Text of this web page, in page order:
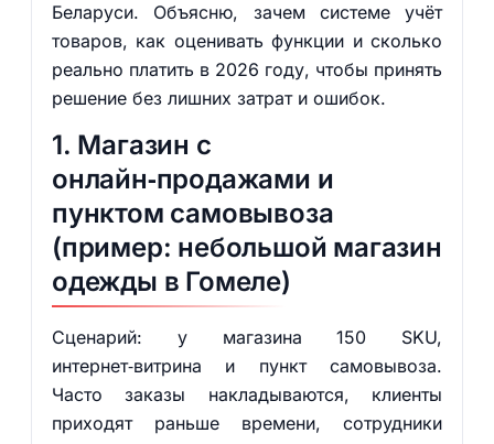
Беларуси. Объясню, зачем системе учёт
товаров, как оценивать функции и сколько
реально платить в 2026 году, чтобы принять
решение без лишних затрат и ошибок.
1. Магазин с
онлайн‑продажами и
пунктом самовывоза
(пример: небольшой магазин
одежды в Гомеле)
Сценарий: у магазина 150 SKU,
интернет‑витрина и пункт самовывоза.
Часто заказы накладываются, клиенты
приходят раньше времени, сотрудники